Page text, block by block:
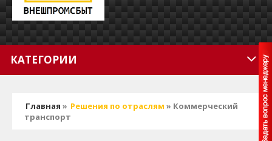
КАТЕГОРИИ
Главная » Решения по отраслям » Коммерческий
транспорт